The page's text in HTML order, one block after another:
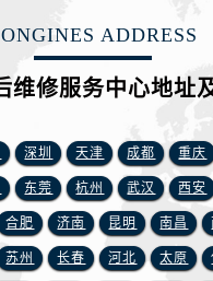
ADDRESS
维修服务中心地址
深圳 天津 成都 重庆
东莞 杭州 武汉 西安
合肥 济南 昆明 南昌
苏州 长春 河北 太原